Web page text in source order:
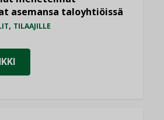
asemansa taloyhtiöissä
, TILAAJILLE